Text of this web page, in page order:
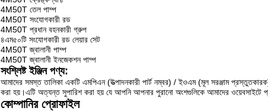
4M50T তেল পাম্প
4M50T সংযোগকারী রড
4M50T প্রধান বহনকারী গ্রুপ
৪এম৫০টি সংযোগকারী রড লেয়ার সেট
4M50T জ্বালানী পাম্প
4M50T জ্বালানী ইনজেকশন পাম্প
সংশ্লিষ্ট ইঞ্জিন পণ্য:
আমাদের সমস্ত তালিকা একটি এমপিএন (উত্পাদনকারী পার্ট নম্বর) / ইওএম (মূল সরঞ্জাম
করা হয়।এটি অত্যন্ত সুপারিশ করা হয় যে আপনি আপনার পুরানো অংশগুলিকে আমাদের
কোম্পানির প্রোফাইল